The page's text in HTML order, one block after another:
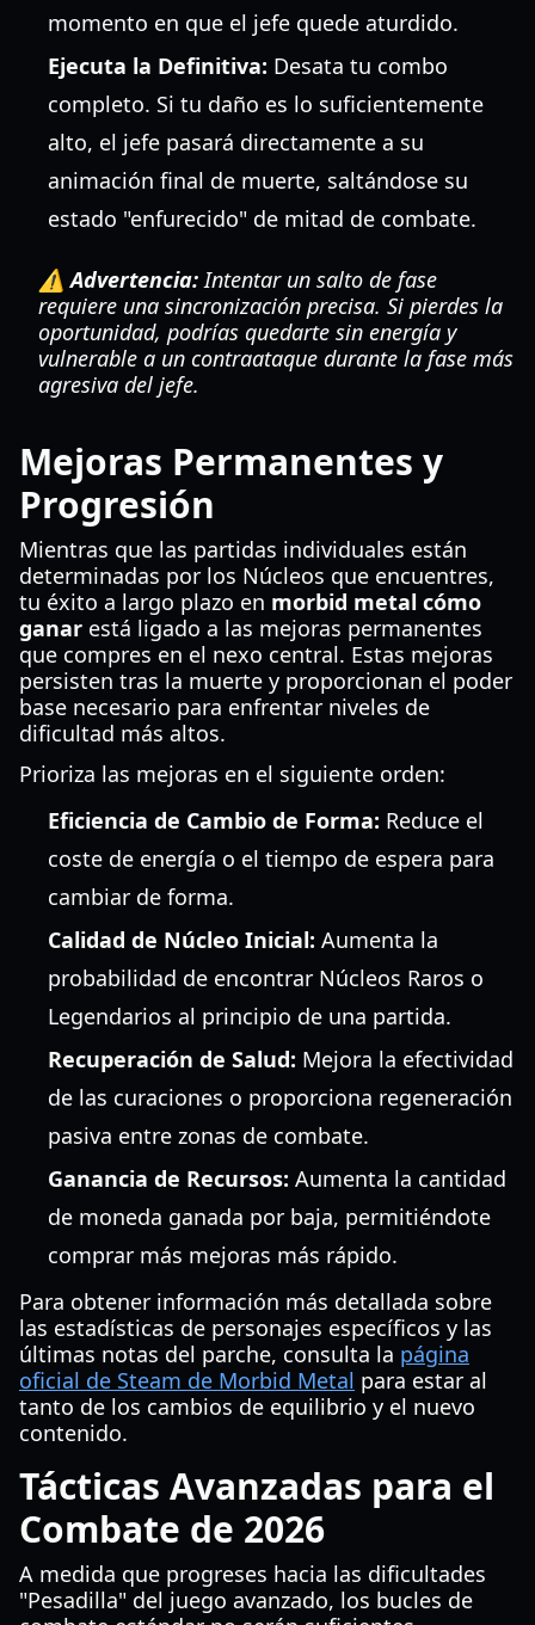
momento en que el jefe quede aturdido.
Ejecuta la Definitiva: Desata tu combo
completo. Si tu daño es lo suficientemente
alto, el jefe pasará directamente a su
animación final de muerte, saltándose su
estado "enfurecido" de mitad de combate.
⚠️ Advertencia:Intentar un salto de fase
requiere una sincronización precisa. Si pierdes la
oportunidad, podrías quedarte sin energía y
vulnerable a un contraataque durante la fase más
agresiva del jefe.
Mejoras Permanentes y
Progresión
Mientras que las partidas individuales están
determinadas por los Núcleos que encuentres,
tu éxito a largo plazo en morbid metal cómo
ganar está ligado a las mejoras permanentes
que compres en el nexo central. Estas mejoras
persisten tras la muerte y proporcionan el poder
base necesario para enfrentar niveles de
dificultad más altos.
Prioriza las mejoras en el siguiente orden:
Eficiencia de Cambio de Forma: Reduce el
coste de energía o el tiempo de espera para
cambiar de forma.
Calidad de Núcleo Inicial: Aumenta la
probabilidad de encontrar Núcleos Raros o
Legendarios al principio de una partida.
Recuperación de Salud: Mejora la efectividad
de las curaciones o proporciona regeneración
pasiva entre zonas de combate.
Ganancia de Recursos: Aumenta la cantidad
de moneda ganada por baja, permitiéndote
comprar más mejoras más rápido.
Para obtener información más detallada sobre
las estadísticas de personajes específicos y las
últimas notas del parche, consulta la página
oficial de Steam de Morbid Metal para estar al
tanto de los cambios de equilibrio y el nuevo
contenido.
Tácticas Avanzadas para el
Combate de 2026
A medida que progreses hacia las dificultades
"Pesadilla" del juego avanzado, los bucles de